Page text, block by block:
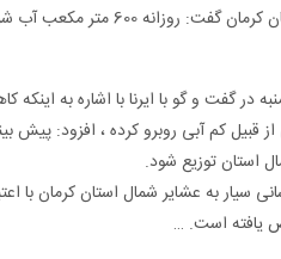
در گفت و گو با ایرنا با اشاره به
استان توزیع شود.
سیار به عشایر شمال استان کرمان با
یافته است. …